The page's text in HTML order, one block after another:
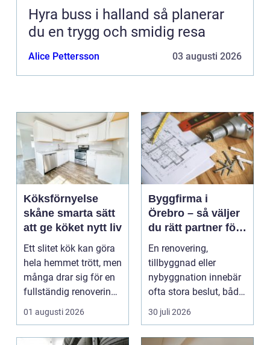
Hyra buss i halland så planerar
du en trygg och smidig resa
Alice Pettersson 03 augusti 2026
Köksförnyelse
skåne smarta sätt
att ge köket nytt liv
Ett slitet kök kan göra
hela hemmet trött, men
många drar sig för en
fullständig renovering.
Det tar...
01 augusti 2026
Byggfirma i
Örebro – så väljer
du rätt partner för
ditt projekt
En renovering,
tillbyggnad eller
nybyggnation innebär
ofta stora beslut, både
ekonomiskt ...
30 juli 2026